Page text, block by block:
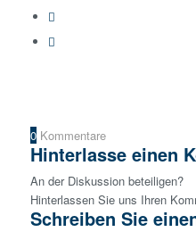
0 Kommentare
Hinterlasse einen
An der Diskussion beteiligen?
Hinterlassen Sie uns Ihren
Schreiben Sie